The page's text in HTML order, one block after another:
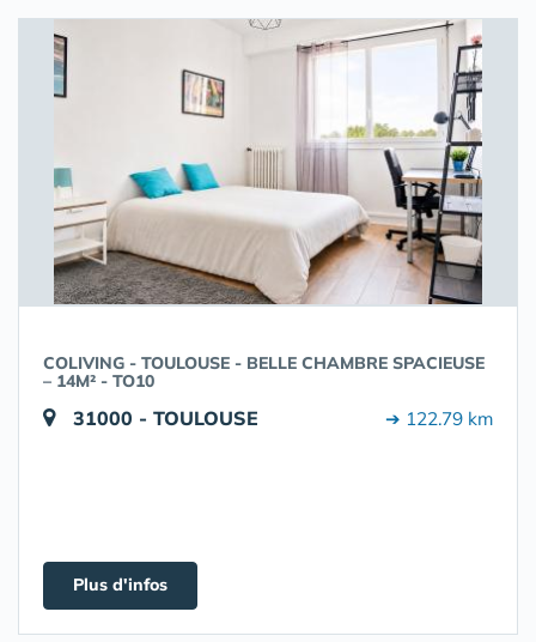
COLIVING - TOULOUSE - BELLE CHAMBRE SPACIEUSE
– 14M² - TO10
31000 - TOULOUSE ➔ 122.79 km
Plus d'infos